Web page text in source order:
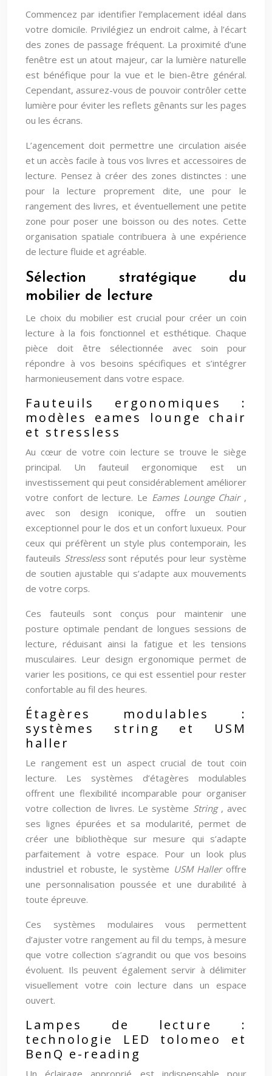
Commencez par identifier l’emplacement idéal dans
votre domicile. Privilégiez un endroit calme, à l’écart
des zones de passage fréquent. La proximité d’une
fenêtre est un atout majeur, car la lumière naturelle
est bénéfique pour la vue et le bien-être général.
Cependant, assurez-vous de pouvoir contrôler cette
lumière pour éviter les reflets gênants sur les pages
ou les écrans.
L’agencement doit permettre une circulation aisée
et un accès facile à tous vos livres et accessoires de
lecture. Pensez à créer des zones distinctes : une
pour la lecture proprement dite, une pour le
rangement des livres, et éventuellement une petite
zone pour poser une boisson ou des notes. Cette
organisation spatiale contribuera à une expérience
de lecture fluide et agréable.
Sélection stratégique du
mobilier de lecture
Le choix du mobilier est crucial pour créer un coin
lecture à la fois fonctionnel et esthétique. Chaque
pièce doit être sélectionnée avec soin pour
répondre à vos besoins spécifiques et s’intégrer
harmonieusement dans votre espace.
Fauteuils ergonomiques :
modèles eames lounge chair
et stressless
Au cœur de votre coin lecture se trouve le siège
principal. Un fauteuil ergonomique est un
investissement qui peut considérablement améliorer
votre confort de lecture. Le Eames Lounge Chair ,
avec son design iconique, offre un soutien
exceptionnel pour le dos et un confort luxueux. Pour
ceux qui préfèrent un style plus contemporain, les
fauteuils Stressless sont réputés pour leur système
de soutien ajustable qui s’adapte aux mouvements
de votre corps.
Ces fauteuils sont conçus pour maintenir une
posture optimale pendant de longues sessions de
lecture, réduisant ainsi la fatigue et les tensions
musculaires. Leur design ergonomique permet de
varier les positions, ce qui est essentiel pour rester
confortable au fil des heures.
Étagères modulables :
systèmes string et USM
haller
Le rangement est un aspect crucial de tout coin
lecture. Les systèmes d’étagères modulables
offrent une flexibilité incomparable pour organiser
votre collection de livres. Le système String , avec
ses lignes épurées et sa modularité, permet de
créer une bibliothèque sur mesure qui s’adapte
parfaitement à votre espace. Pour un look plus
industriel et robuste, le système USM Halleroffre
une personnalisation poussée et une durabilité à
toute épreuve.
Ces systèmes modulaires vous permettent
d’ajuster votre rangement au fil du temps, à mesure
que votre collection s’agrandit ou que vos besoins
évoluent. Ils peuvent également servir à délimiter
visuellement votre coin lecture dans un espace
ouvert.
Lampes de lecture :
technologie LED tolomeo et
BenQ e-reading
Un éclairage approprié est indispensable pour